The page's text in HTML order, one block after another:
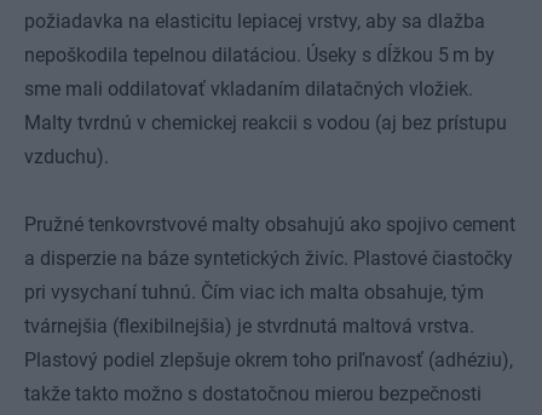
požiadavka na elasticitu lepiacej vrstvy, aby sa dlažba
nepoškodila tepelnou dilatáciou. Úseky s dĺžkou 5 m by
sme mali oddilatovať vkladaním dilatačných vložiek.
Malty tvrdnú v chemickej reakcii s vodou (aj bez prístupu
vzduchu).
Pružné tenkovrstvové malty obsahujú ako spojivo cement
a disperzie na báze syntetických živíc. Plastové čiastočky
pri vysychaní tuhnú. Čím viac ich malta obsahuje, tým
tvárnejšia (flexibilnejšia) je stvrdnutá maltová vrstva.
Plastový podiel zlepšuje okrem toho priľnavosť (adhéziu),
takže takto možno s dostatočnou mierou bezpečnosti